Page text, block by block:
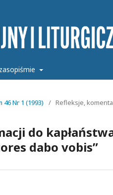
46 Nr 1 (1993) / Refleksje,
do
dabo vobis”